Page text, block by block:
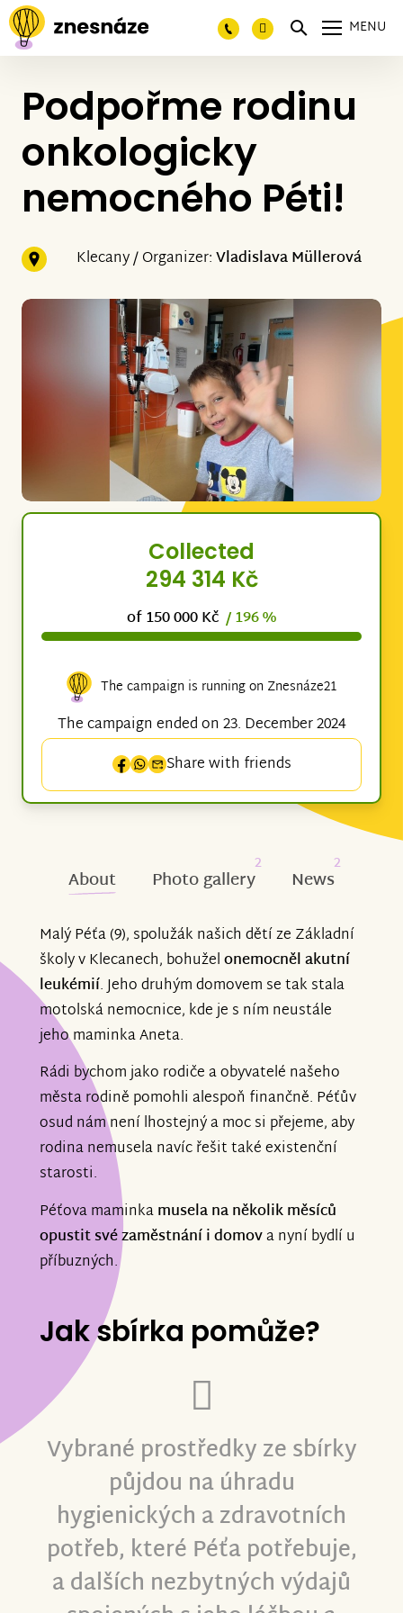
MENU
Podpořme rodinu
onkologicky
nemocného Péti!
Klecany / Organizer:Vladislava Müllerová
Collected
294 314 Kč
of 150 000 Kč / 196 %
The campaign is running on Znesnáze21
The campaign ended on 23. December 2024
Share with friends
About Photo gallery
2
News
2
Malý Péťa (9), spolužák našich dětí ze Základní
školy v Klecanech, bohuželonemocněl akutní
leukémií. Jeho druhým domovem se tak stala
motolská nemocnice, kde je s ním neustále
jeho maminka Aneta.
Rádi bychom jako rodiče a obyvatelé našeho
města rodině pomohli alespoň finančně. Péťův
osud nám není lhostejný a moc si přejeme, aby
rodina nemusela navíc řešit také existenční
starosti.
Péťova maminkamusela na několik měsíců
opustit své zaměstnání i domova nyní bydlí u
příbuzných.
Jak sbírka pomůže?
Vybrané prostředky ze sbírky
půjdou na úhradu
hygienických a zdravotních
potřeb, které Péťa potřebuje,
a dalších nezbytných výdajů